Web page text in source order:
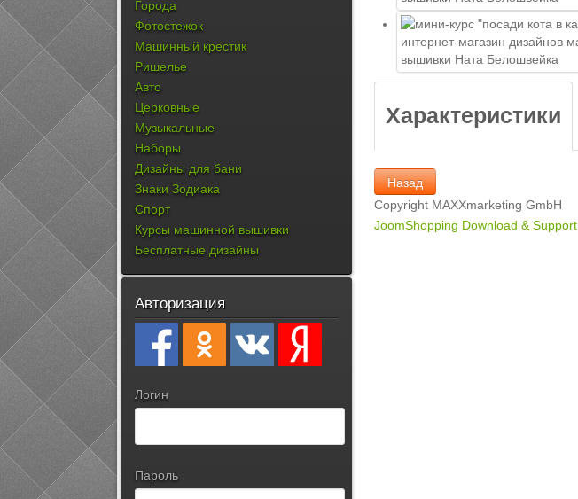
Характеристики
Copyright MAXXmarketing GmbH
JoomShopping Download & Support
Города
Фотостежок
Машинный крестик
Ришелье
Авто
Церковные
Музыкальные
Наборы
Дизайны для бани
Знаки Зодиака
Спорт
Курсы машинной вышивки
Бесплатные дизайны
Авторизация
Логин
Пароль